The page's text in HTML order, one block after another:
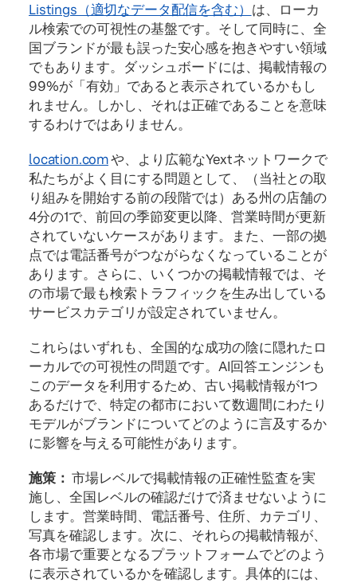
Listings（適切なデータ配信を含む） は、ローカ
ル検索での可視性の基盤です。そして同時に、全
国ブランドが最も誤った安心感を抱きやすい領域
でもあります。ダッシュボードには、掲載情報の
99%が「有効」であると表示されているかもし
れません。しかし、それは正確であることを意味
するわけではありません。
location.comや、より広範なYextネットワークで
私たちがよく目にする問題として、（当社との取
り組みを開始する前の段階では）ある州の店舗の
4分の1で、前回の季節変更以降、営業時間が更新
されていないケースがあります。また、一部の拠
点では電話番号がつながらなくなっていることが
あります。さらに、いくつかの掲載情報では、そ
の市場で最も検索トラフィックを生み出している
サービスカテゴリが設定されていません。
これらはいずれも、全国的な成功の陰に隠れたロ
ーカルでの可視性の問題です。AI回答エンジンも
このデータを利用するため、古い掲載情報が1つ
あるだけで、特定の都市において数週間にわたり
モデルがブランドについてどのように言及するか
に影響を与える可能性があります。
施策： 市場レベルで掲載情報の正確性監査を実
施し、全国レベルの確認だけで済ませないように
します。営業時間、電話番号、住所、カテゴリ、
写真を確認します。次に、それらの掲載情報が、
各市場で重要となるプラットフォームでどのよう
に表示されているかを確認します。具体的には、